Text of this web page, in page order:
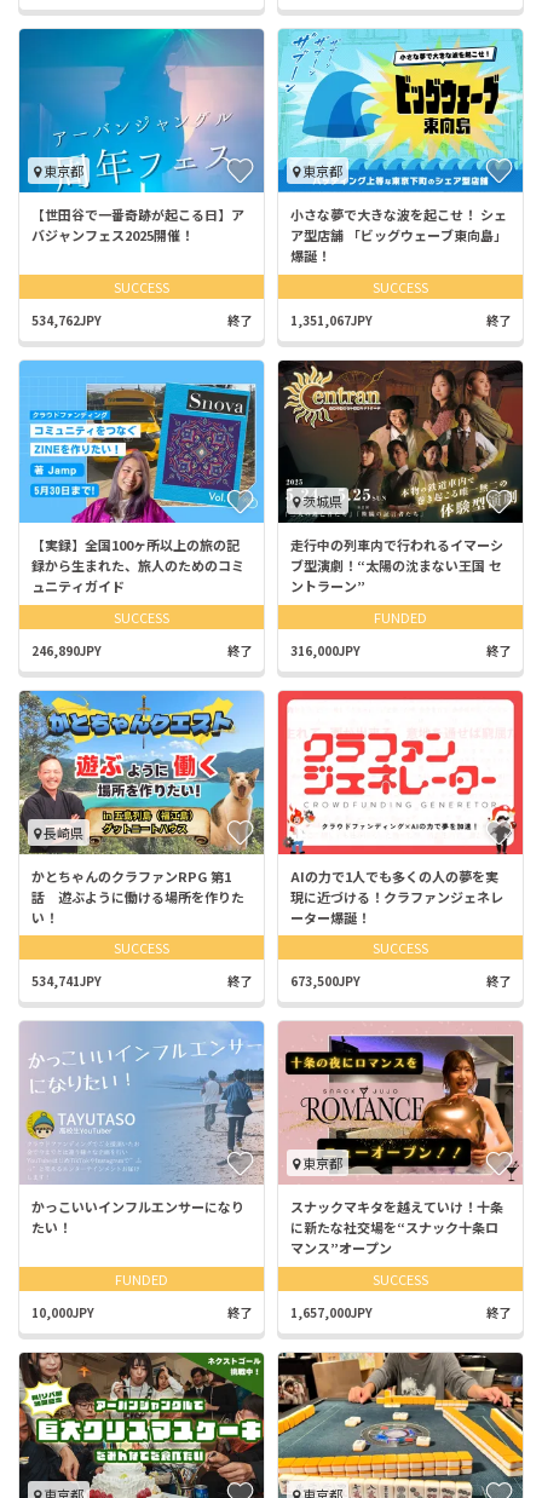
東京都
【世田谷で一番奇跡が起こる日】ア
バジャンフェス2025開催！
SUCCESS
534,762JPY 終了
東京都
小さな夢で大きな波を起こせ！ シェ
ア型店舗 「ビッグウェーブ東向島」
爆誕！
SUCCESS
1,351,067JPY 終了
【実録】全国100ヶ所以上の旅の記
録から生まれた、旅人のためのコミ
ュニティガイド
SUCCESS
246,890JPY 終了
茨城県
走行中の列車内で行われるイマーシ
ブ型演劇！“太陽の沈まない王国 セ
ントラーン”
FUNDED
316,000JPY 終了
長崎県
かとちゃんのクラファンRPG 第1
話 遊ぶように働ける場所を作りた
い！
SUCCESS
534,741JPY 終了
AIの力で1人でも多くの人の夢を実
現に近づける！クラファンジェネレ
ーター爆誕！
SUCCESS
673,500JPY 終了
かっこいいインフルエンサーになり
たい！
FUNDED
10,000JPY 終了
東京都
スナックマキタを越えていけ！十条
に新たな社交場を“スナック十条ロ
マンス”オープン
SUCCESS
1,657,000JPY 終了
東京都 東京都